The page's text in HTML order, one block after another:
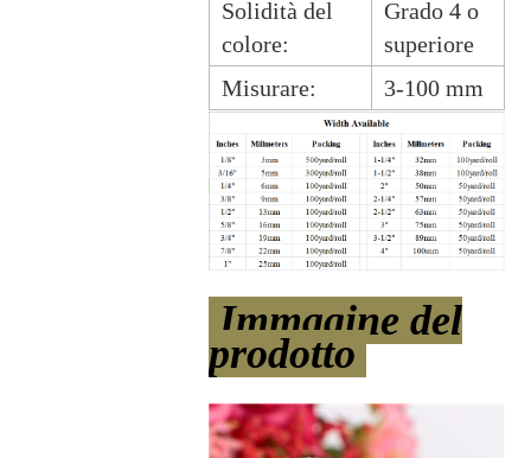
Solidità del
colore:
Grado 4 o
superiore
Misurare:
3-100 mm
Immagine del
prodotto